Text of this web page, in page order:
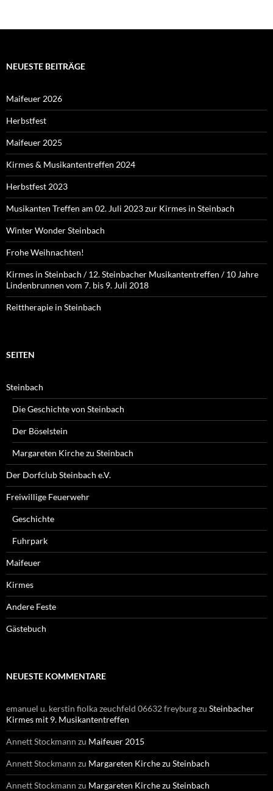
NEUESTE BEITRÄGE
Maifeuer 2026
Herbstfest
Maifeuer 2025
Kirmes & Musikantentreffen 2024
Herbstfest 2023
Musikanten Treffen am 02. Juli 2023 zur Kirmes in Steinbach
Winter Wonder Steinbach
Frohe Weihnachten!
Kirmes in Steinbach / 12. Steinbacher Musikantentreffen / 10 Jahre
Lindenbrunnen vom 7. bis 9. Juli 2018
Reittherapie in Steinbach
SEITEN
Steinbach
Die Geschichte von Steinbach
Der Böselstein
Margareten Kirche zu Steinbach
Der Dorfclub Steinbach e.V.
Freiwillige Feuerwehr
Geschichte
Fuhrpark
Maifeuer
Kirmes
Andere Feste
Gästebuch
NEUESTE KOMMENTARE
emanuel u. kerstin fiolka zeuchfeld 06632 freyburgzu Steinbacher
Kirmes mit 9. Musikantentreffen
Annett Stockmann zu Maifeuer 2015
Annett Stockmann zu Margareten Kirche zu Steinbach
Annett Stockmann zu Margareten Kirche zu Steinbach